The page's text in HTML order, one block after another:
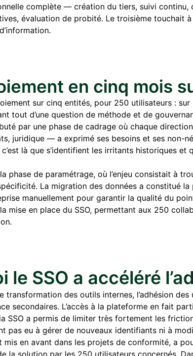
complète — création du tiers, suivi continu,
évaluation de probité. Le troisième touchait à
en cinq mois
sur cinq entités, pour 250 utilisateurs : sur
tout d’une question de méthode et de
par une phase de cadrage où chaque
juridique — a exprimé ses besoins et ses non-
là que s’identifient les irritants historiques et
phase de paramétrage, où l’enjeu consistait à
La migration des données a constitué
manuellement pour garantir la qualité du
mise en place du SSO, permettant aux 250
le SSO a accéléré
transformation des outils internes, l’adhésion
secondaires. L’accès à la plateforme en fait
SSO a permis de limiter très fortement les
pas eu à gérer de nouveaux identifiants ni à
mis en avant dans les projets de conformité, a
la solution par les 250 utilisateurs concernés.